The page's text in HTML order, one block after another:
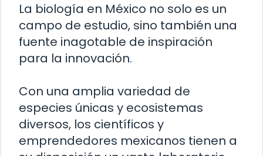
La biología en México no solo es un
campo de estudio, sino también una
fuente inagotable de inspiración
para la innovación.
Con una amplia variedad de
especies únicas y ecosistemas
diversos, los científicos y
emprendedores mexicanos tienen a